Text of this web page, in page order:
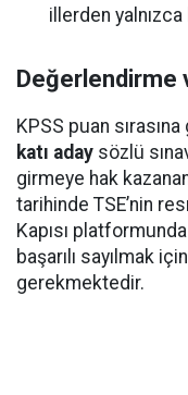
illerden yalnızca
Değerlendirme
KPSS puan
katı aday sözlü
girmeye hak
tarihinde TSE’nin
Kapısı
başarılı sayılmak
gerekmektedir.